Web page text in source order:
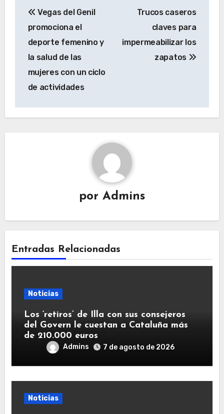
de
entradas
Vegas del Genil
promociona el
deporte femenino y
la salud de las
mujeres con un ciclo
de actividades
Trucos caseros
claves para
impermeabilizar los
zapatos
por Admins
Entradas Relacionadas
Noticias
Los ‘retiros’ de Illa con sus consejeros
del Govern le cuestan a Cataluña más
de 210.000 euros
Admins 7 de agosto de 2026
Noticias